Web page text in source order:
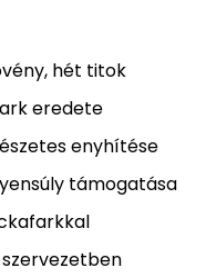
hét titok
eredete
enyhítése
támogatása